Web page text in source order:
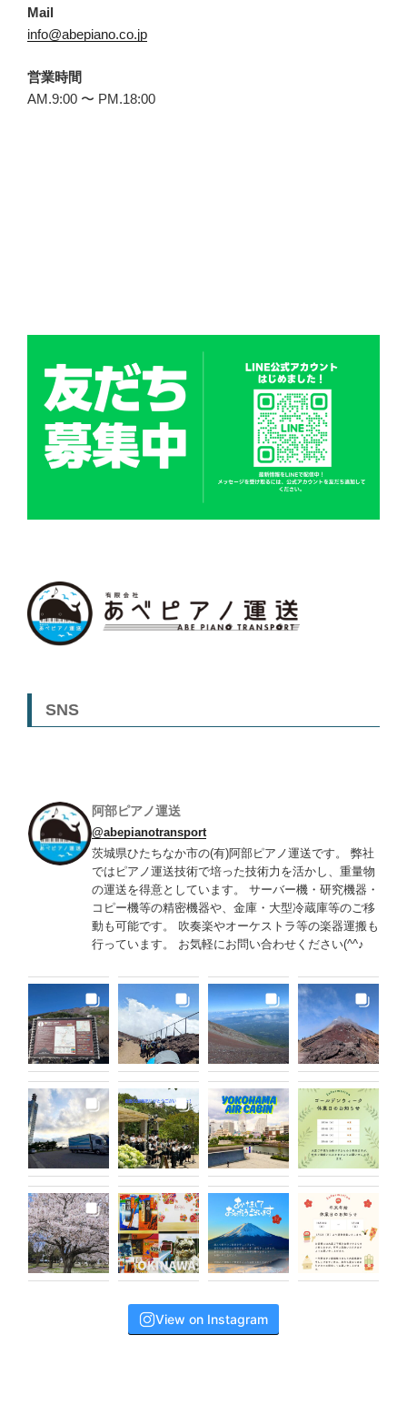
Mail
info@abepiano.co.jp
営業時間
AM.9:00 〜 PM.18:00
SNS
阿部ピアノ運送
@abepianotransport
茨城県ひたちなか市の(有)阿部ピアノ運送です。 弊社
ではピアノ運送技術で培った技術力を活かし、重量物
の運送を得意としています。 サーバー機・研究機器・
コピー機等の精密機器や、金庫・大型冷蔵庫等のご移
動も可能です。 吹奏楽やオーケストラ等の楽器運搬も
行っています。 お気軽にお問い合わせください(^^♪
View on Instagram